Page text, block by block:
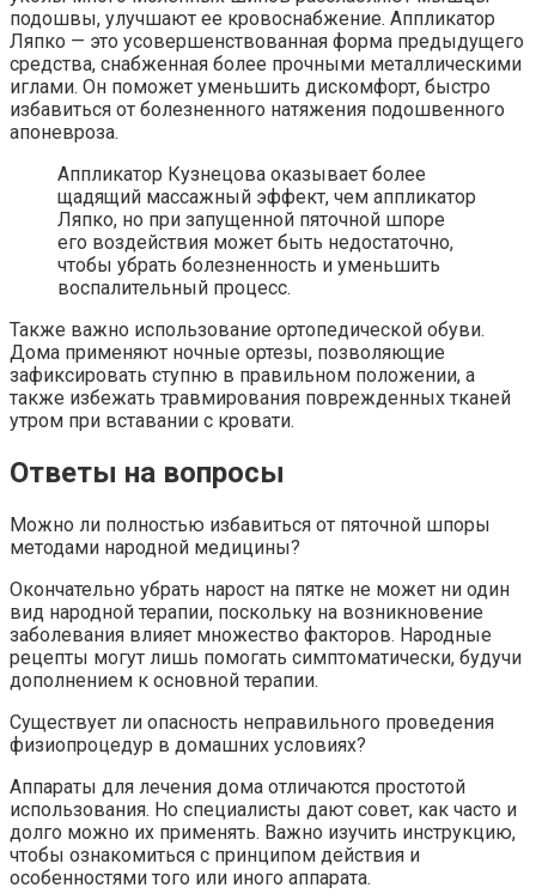
подошвы, улучшают ее кровоснабжение. Аппликатор
Ляпко — это усовершенствованная форма предыдущего
средства, снабженная более прочными металлическими
иглами. Он поможет уменьшить дискомфорт, быстро
избавиться от болезненного натяжения подошвенного
апоневроза.
Аппликатор Кузнецова оказывает более
щадящий массажный эффект, чем аппликатор
Ляпко, но при запущенной пяточной шпоре
его воздействия может быть недостаточно,
чтобы убрать болезненность и уменьшить
воспалительный процесс.
Также важно использование ортопедической обуви.
Дома применяют ночные ортезы, позволяющие
зафиксировать ступню в правильном положении, а
также избежать травмирования поврежденных тканей
утром при вставании с кровати.
Ответы на вопросы
Можно ли полностью избавиться от пяточной шпоры
методами народной медицины?
Окончательно убрать нарост на пятке не может ни один
вид народной терапии, поскольку на возникновение
заболевания влияет множество факторов. Народные
рецепты могут лишь помогать симптоматически, будучи
дополнением к основной терапии.
Существует ли опасность неправильного проведения
физиопроцедур в домашних условиях?
Аппараты для лечения дома отличаются простотой
использования. Но специалисты дают совет, как часто и
долго можно их применять. Важно изучить инструкцию,
чтобы ознакомиться с принципом действия и
особенностями того или иного аппарата.